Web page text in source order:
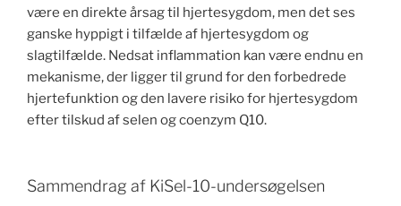
være en direkte årsag til hjertesygdom, men det ses
ganske hyppigt i tilfælde af hjertesygdom og
slagtilfælde. Nedsat inflammation kan være endnu en
mekanisme, der ligger til grund for den forbedrede
hjertefunktion og den lavere risiko for hjertesygdom
efter tilskud af selen og coenzym Q10.
Sammendrag af KiSel-10-undersøgelsen